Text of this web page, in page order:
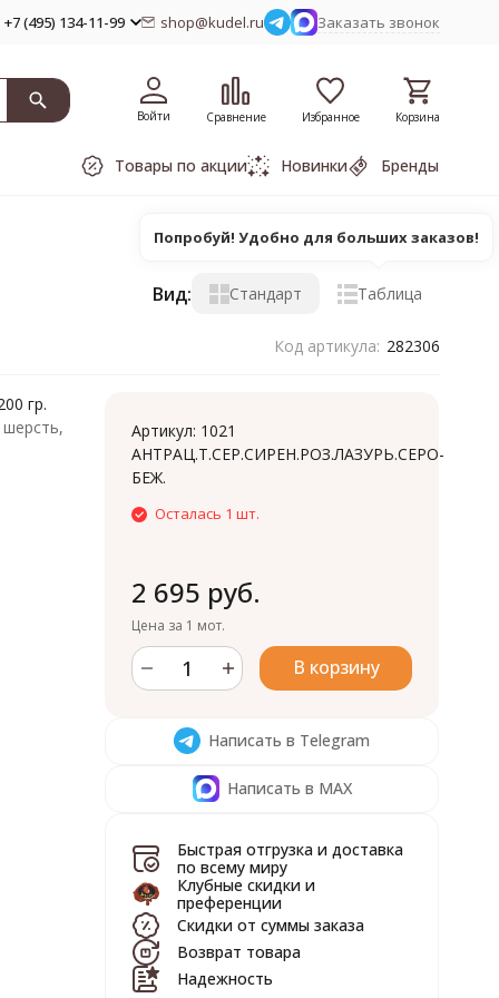
+7 (495) 134-11-99 shop@kudel.ru Заказать звонок
Войти Сравнение Избранное Корзина
Товары по акции Новинки Бренды
Вид: Стандарт Таблица
Код артикула: 282306
гр.
Артикул: 1021
АНТРАЦ.Т.СЕР.СИРЕН.РОЗ.ЛАЗУРЬ.СЕРО-
БЕЖ.
Осталась 1 шт.
2 695 руб.
Цена за 1 мот.
В корзину
Написать в Telegram
Написать в MAX
Быстрая отгрузка и доставка
по всему миру
Клубные скидки и
преференции
Скидки от суммы заказа
Возврат товара
Надежность
Попробуй! Удобно для больших заказов!